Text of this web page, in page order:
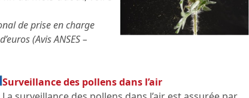
de prise en charge
(Avis ANSES –
Surveillance des pollens dans l’air